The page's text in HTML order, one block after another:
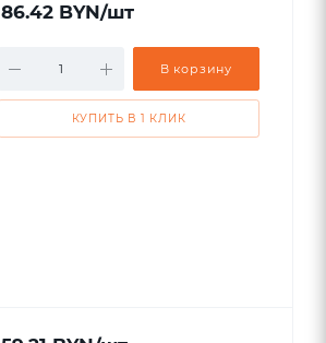
86.42 BYN/шт
В корзину
КУПИТЬ В 1 КЛИК